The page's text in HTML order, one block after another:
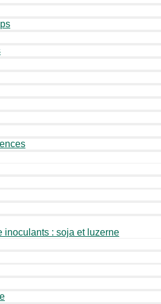
inoculants : soja et luzerne